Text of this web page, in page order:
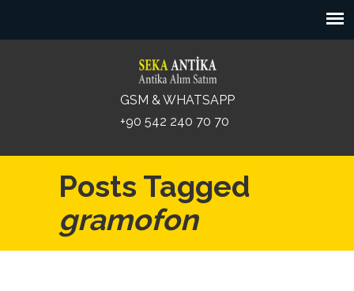
GSM & WHATSAPP
+90 542 240 70 70
Posts Tagged
gramofon